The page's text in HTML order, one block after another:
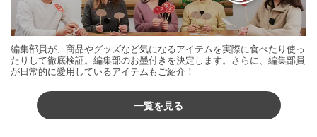
編集部員が、商品やグッズなど気になるアイテムを実際に食べたり使っ
たりして徹底検証。編集部のお墨付きを決定します。さらに、編集部員
が日常的に愛用しているアイテムもご紹介！
一覧を見る